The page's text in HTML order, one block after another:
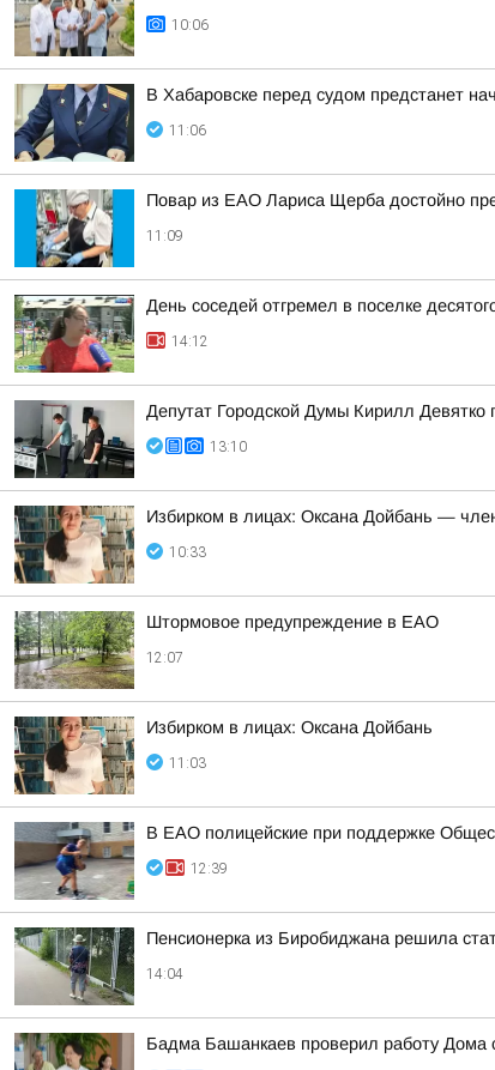
10:06
В Хабаровске перед судом предстанет
11:06
Повар из ЕАО Лариса Щерба достойно
11:09
День соседей отгремел в поселке
14:12
Депутат Городской Думы Кирилл Девятко
13:10
Избирком в лицах: Оксана Дойбань —
10:33
Штормовое предупреждение в ЕАО
12:07
Избирком в лицах: Оксана Дойбань
11:03
В ЕАО полицейские при поддержке
12:39
Пенсионерка из Биробиджана решила
14:04
Бадма Башанкаев проверил работу Дома